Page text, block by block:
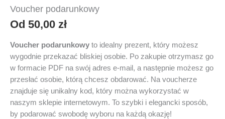
Voucher podarunkowy
Od 50,00 zł
Voucher podarunkowy to idealny prezent, który możesz
wygodnie przekazać bliskiej osobie. Po zakupie otrzymasz go
w formacie PDF na swój adres e-mail, a następnie możesz go
przesłać osobie, którą chcesz obdarować. Na voucherze
znajduje się unikalny kod, który można wykorzystać w
naszym sklepie internetowym. To szybki i elegancki sposób,
by podarować swobodę wyboru na każdą okazję!